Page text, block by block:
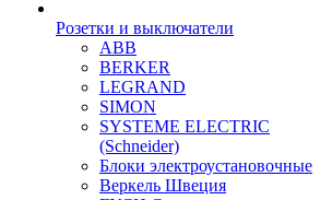
Розетки и выключатели
ABB
BERKER
LEGRAND
SIMON
SYSTEME ELECTRIC
(Schneider)
Блоки электроустановочные
Веркель Швеция